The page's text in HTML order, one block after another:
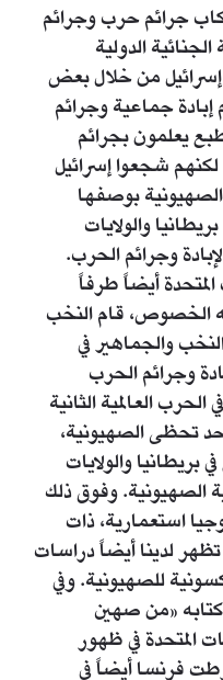
جرائم حرب وجرائم
الدولية
من خلال بعض
جماعية وجرائم
يعلمون بجرائم
لكنهم شجعوا إسرائيل
بوصفها
والولايات
وجرائم الحرب.
أيضاً طرفاً
الخصوص، قام النخب
والجماهير في
وجرائم الحرب
الحرب العالمية الثانية
تحظى الصهيونية،
بريطانيا والولايات
الصهيونية. وفوق ذلك
استعمارية، ذات
لدينا أيضاً دراسات
للصهيونية. وفي
«من صهين
المتحدة في ظهور
فرنسا أيضاً في